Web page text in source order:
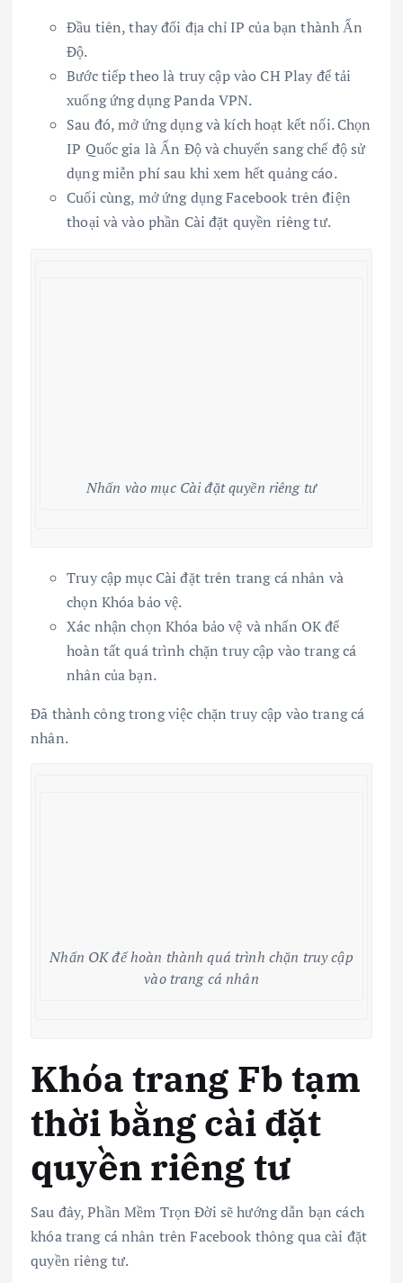
Đầu tiên, thay đổi địa chỉ IP của bạn thành Ấn
Độ.
Bước tiếp theo là truy cập vào CH Play để tải
xuống ứng dụng Panda VPN.
Sau đó, mở ứng dụng và kích hoạt kết nối. Chọn
IP Quốc gia là Ấn Độ và chuyển sang chế độ sử
dụng miễn phí sau khi xem hết quảng cáo.
Cuối cùng, mở ứng dụng Facebook trên điện
thoại và vào phần Cài đặt quyền riêng tư.
Nhấn vào mục Cài đặt quyền riêng tư
Truy cập mục Cài đặt trên trang cá nhân và
chọn Khóa bảo vệ.
Xác nhận chọn Khóa bảo vệ và nhấn OK để
hoàn tất quá trình chặn truy cập vào trang cá
nhân của bạn.
Đã thành công trong việc chặn truy cập vào trang cá
nhân.
Nhấn OK để hoàn thành quá trình chặn truy cập
vào trang cá nhân
Khóa trang Fb tạm
thời bằng cài đặt
quyền riêng tư
Sau đây, Phần Mềm Trọn Đời sẽ hướng dẫn bạn cách
khóa trang cá nhân trên Facebook thông qua cài đặt
quyền riêng tư.